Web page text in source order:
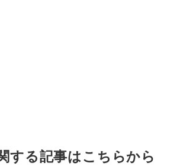
する記事はこちらから